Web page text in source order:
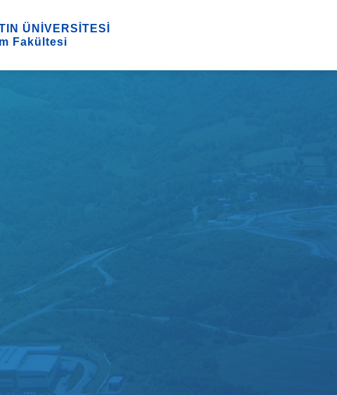
ÜNİVERSİTESİ
Fakültesi